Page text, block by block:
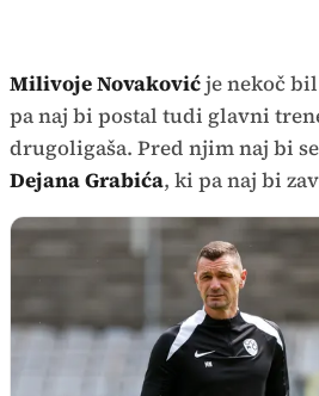
Milivoje Novakovićje nekoč
pa naj bi postal tudi glavni
drugoligaša. Pred njim naj bi
DejanaGrabića, ki pa naj bi